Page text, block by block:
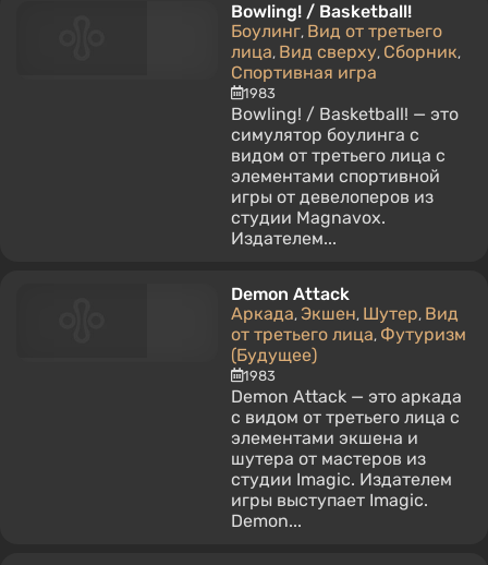
Bowling! / Basketball!
Боулинг, Вид от третьего
лица, Вид сверху, Сборник,
Спортивная игра
1983
Bowling! / Basketball! — это
симулятор боулинга с
видом от третьего лица с
элементами спортивной
игры от девелоперов из
студии Magnavox.
Издателем...
Demon Attack
Аркада, Экшен, Шутер, Вид
от третьего лица, Футуризм
(Будущее)
1983
Demon Attack — это аркада
с видом от третьего лица с
элементами экшена и
шутера от мастеров из
студии Imagic. Издателем
игры выступает Imagic.
Demon...